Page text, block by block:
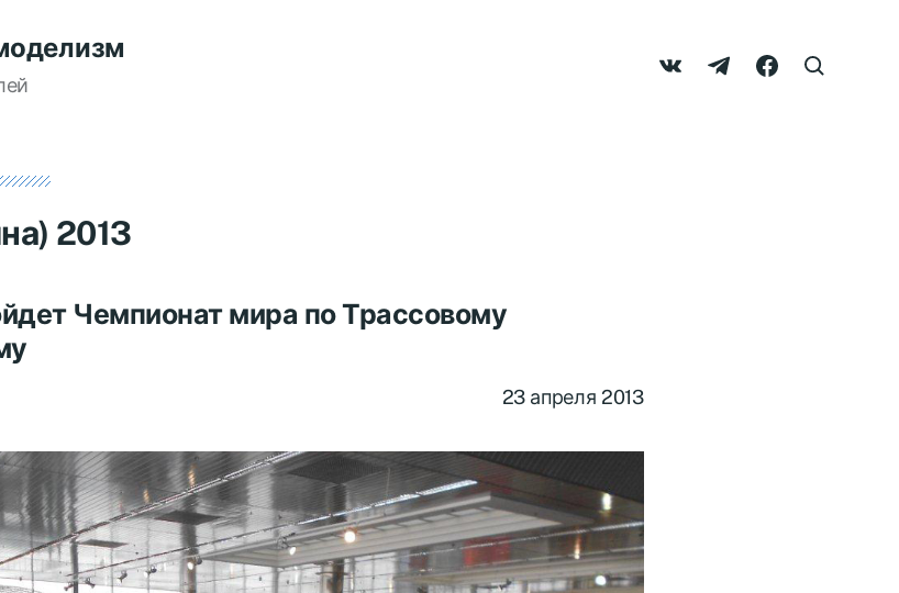
2013
Чемпионат мира по Трассовому
23 апреля 2013